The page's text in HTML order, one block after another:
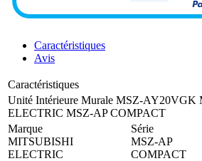
Caractéristiques
Avis
Caractéristiques
Unité Intérieure Murale MSZ-
ELECTRIC MSZ-AP COMPACT
Marque
MITSUBISHI
ELECTRIC
Série
MSZ-AP
COMPACT